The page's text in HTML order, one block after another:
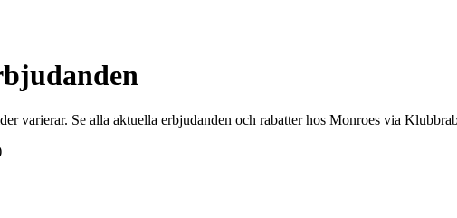
varierar. Se alla aktuella erbjudanden och rabatter hos Monroes via